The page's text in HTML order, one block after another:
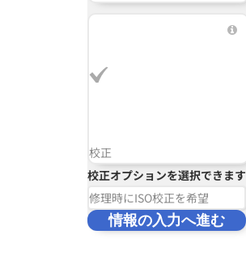
校正
校正オプションを選択できます
修理時にISO校正を希望
情報の入力へ進む